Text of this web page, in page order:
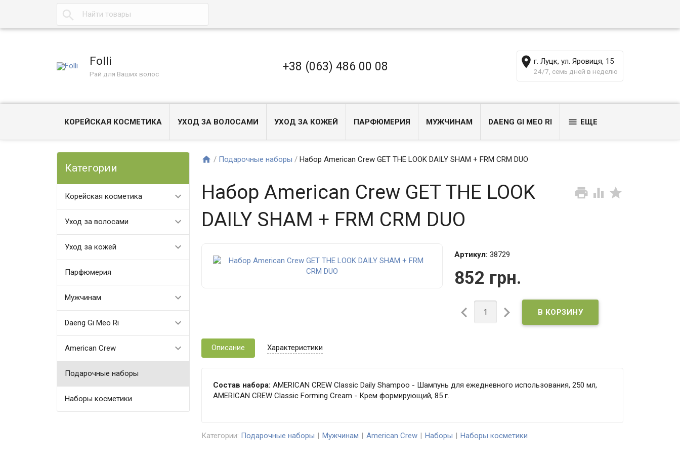
Folli
Рай для Ваших волос
+38 (063) 486 00 08 г. Луцк, ул. Яровиця, 15
24/7, семь дней в неделю
КОРЕЙСКАЯ КОСМЕТИКА УХОД ЗА ВОЛОСАМИ УХОД ЗА КОЖЕЙ ПАРФЮМЕРИЯ МУЖЧИНАМ DAENG GI MEO RI ЕЩЕ
Категории
Корейская косметика
Уход за волосами
Уход за кожей
Парфюмерия
Мужчинам
Daeng Gi Meo Ri
American Crew
Подарочные наборы
Наборы косметики
/ Подарочные наборы /Набор American Crew GET THE LOOK DAILY SHAM + FRM CRM DUO
Набор American Crew GET THE LOOK
DAILY SHAM + FRM CRM DUO
Артикул:38729
852 грн.
Описание Характеристики
Состав набора: AMERICAN CREW Classic Daily Shampoo - Шампунь для ежедневного использования, 250 мл,
AMERICAN CREW Classic Forming Cream - Крем формирующий, 85 г.
Категории: Подарочные наборы Мужчинам American Crew Наборы Наборы косметики